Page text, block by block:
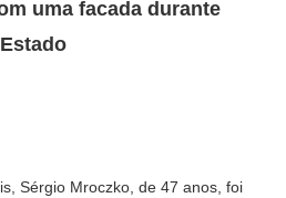
uma facada durante
Sérgio Mroczko, de 47 anos, foi